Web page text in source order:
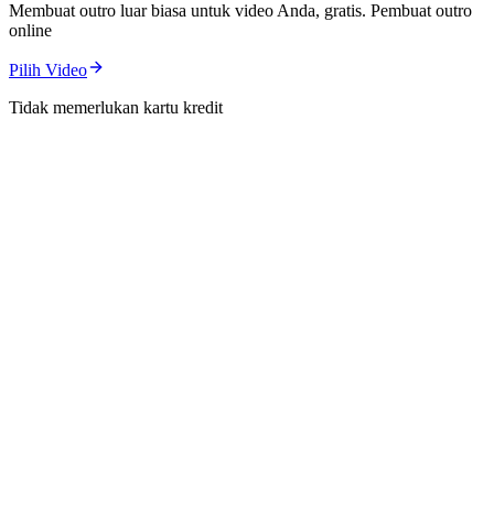
Membuat outro luar biasa untuk video Anda, gratis. Pembuat outro
online
Pilih Video
Tidak memerlukan kartu kredit